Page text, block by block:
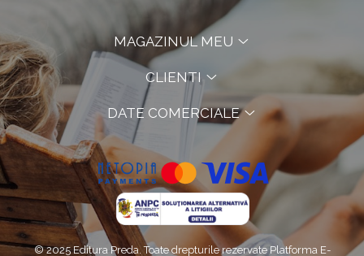
MAGAZINUL MEU
CLIENTI
DATE COMERCIALE
© 2025 Editura Preda. Toate drepturile rezervatePlatforma E-